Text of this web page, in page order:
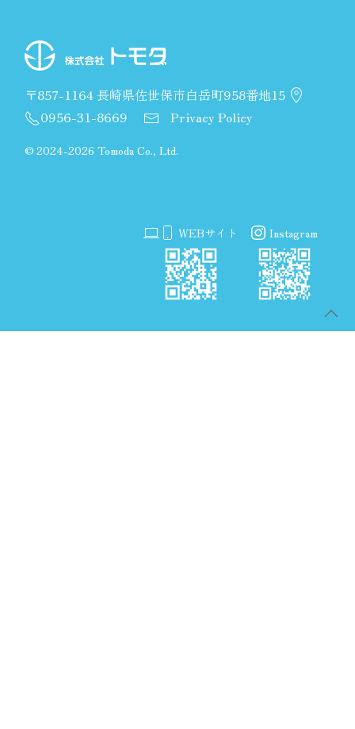
〒857-1164 長崎県佐世保市白岳町958番地15
0956-31-8669
Privacy Policy
© 2024-2026 Tomoda Co., Ltd.
WEBサイト Instagram